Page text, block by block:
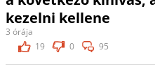
kezelni kellene
3 órája
19
0 95